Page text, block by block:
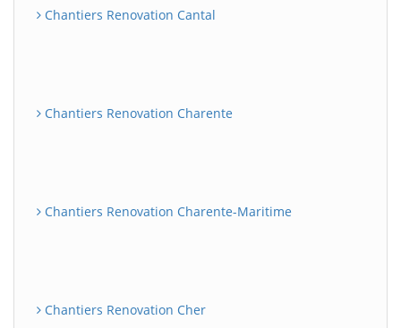
Chantiers Renovation Cantal
Chantiers Renovation Charente
Chantiers Renovation Charente-Maritime
Chantiers Renovation Cher